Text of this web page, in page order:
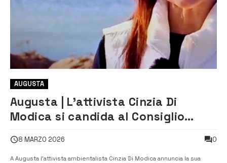
AUGUSTA
Augusta | L’attivista Cinzia Di
Modica si candida al Consiglio
istituzioni”
8 MARZO 2026 0
A Augusta l’attivista ambientalista Cinzia Di Modica annuncia la sua